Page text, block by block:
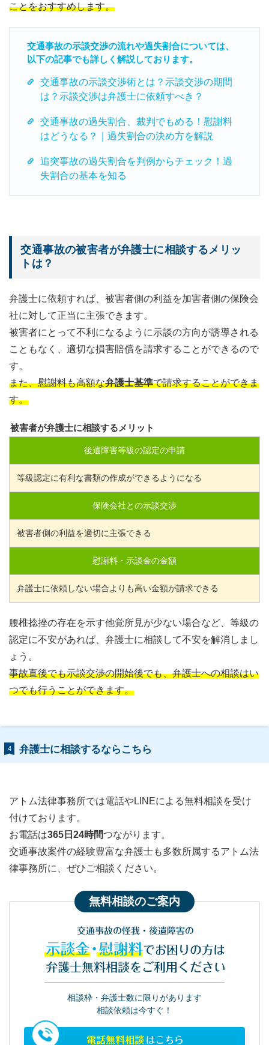
ことをおすすめします。
交通事故の示談交渉の流れや過失割合については、
以下の記事でも詳しく解説しております。
交通事故の示談交渉術とは？示談交渉の期間
は？示談交渉は弁護士に依頼すべき？
交通事故の過失割合、裁判でもめる！慰謝料
はどうなる？｜過失割合の決め方を解説
追突事故の過失割合を判例からチェック！過
失割合の基本を知る
交通事故の被害者が弁護士に相談するメリッ
トは？
弁護士に依頼すれば、被害者側の利益を加害者側の保険会
社に対して正当に主張できます。
被害者にとって不利になるように示談の方向が誘導される
こともなく、適切な損害賠償を請求することができるので
す。
また、慰謝料も高額な弁護士基準で請求することができま
す。
被害者が弁護士に相談するメリット
後遺障害等級の認定の申請
等級認定に有利な書類の作成ができるようになる
保険会社との示談交渉
被害者側の利益を適切に主張できる
慰謝料・示談金の金額
弁護士に依頼しない場合よりも高い金額が請求できる
腰椎捻挫の存在を示す他覚所見が少ない場合など、等級の
認定に不安があれば、弁護士に相談して不安を解消しまし
ょう。
事故直後でも示談交渉の開始後でも、弁護士への相談はい
つでも行うことができます。
4 弁護士に相談するならこちら
アトム法律事務所では電話やLINEによる無料相談を受け
付けております。
お電話は365日24時間つながります。
交通事故案件の経験豊富な弁護士も多数所属するアトム法
律事務所に、ぜひご相談ください。
無料相談のご案内
交通事故の怪我・後遺障害の
示談金・慰謝料でお困りの方は
弁護士無料相談をご利用ください
相談枠・弁護士数に限りがあります
相談依頼は今すぐ！
電話無料相談はこちら